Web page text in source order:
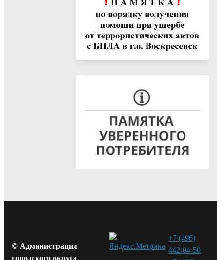
© Администрация
городского округа
+7 (496)
442-04-50